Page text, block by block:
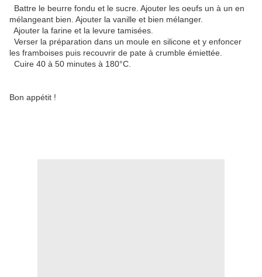
Battre le beurre fondu et le sucre. Ajouter les oeufs un à un en
mélangeant bien. Ajouter la vanille et bien mélanger.
Ajouter la farine et la levure tamisées.
Verser la préparation dans un moule en silicone et y enfoncer
les framboises puis recouvrir de pate à crumble émiettée.
Cuire 40 à 50 minutes à 180°C.
Bon appétit !